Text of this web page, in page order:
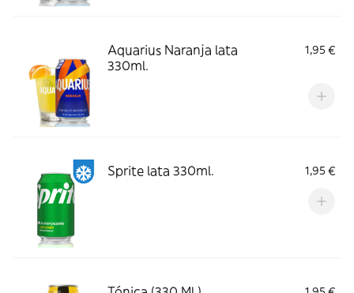
Aquarius Naranja lata
330ml.
1,95 €
Sprite lata 330ml. 1,95 €